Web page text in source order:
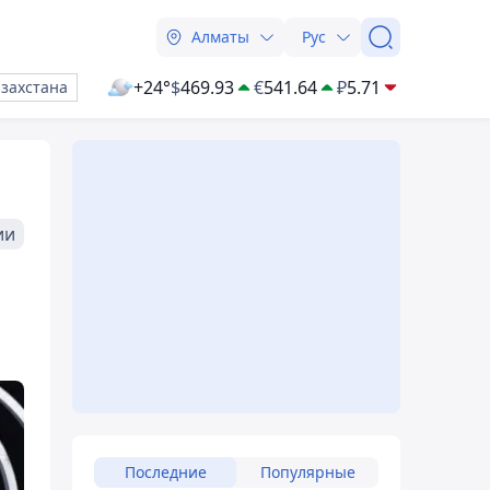
Алматы Рус
+24°$469.93 €541.64 ₽5.71
Последние Популярные